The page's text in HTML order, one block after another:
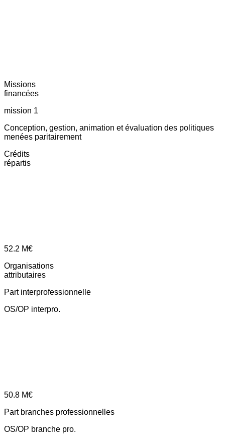
Missions
financées
mission 1
Conception, gestion, animation et évaluation des politiques
menées paritairement
Crédits
répartis
52.2 M€
Organisations
attributaires
Part interprofessionnelle
OS/OP interpro.
50.8 M€
Part branches professionnelles
OS/OP branche pro.